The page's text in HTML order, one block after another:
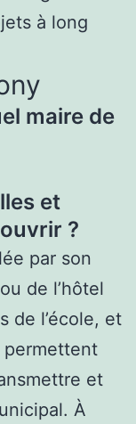
à long
maire de
et
?
par son
de l’hôtel
de l’école, et
permettent
et
À